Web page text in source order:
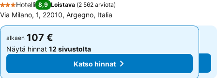
3 Tähtiluokitus
Hotelli 8,9 Loistava (2 562 arviota)
Via Milano, 1, 22010, Argegno, Italia
alkaen 107 €
Näytä hinnat 12 sivustolta
Katso hinnat
alkaen 107 €
Näytä hinnat 12 sivustolta
Katso hinnat